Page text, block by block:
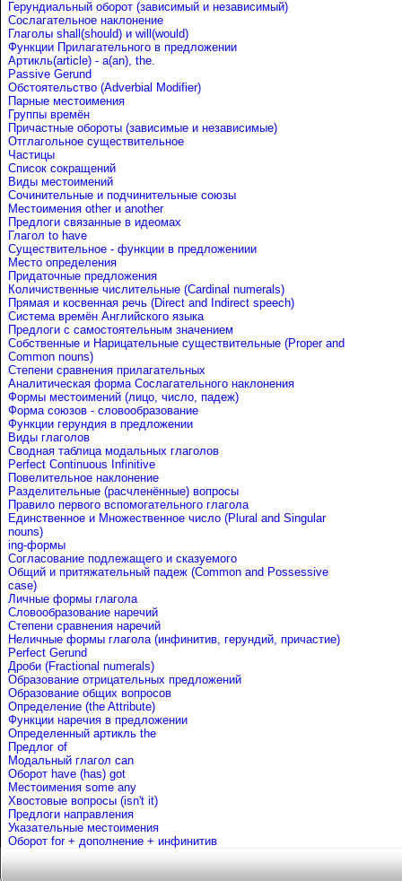
Герундиальный оборот (зависимый и независимый)
Сослагательное наклонение
Глаголы shall(should) и will(would)
Функции Прилагательного в предложении
Артикль(article) - a(an), the.
Passive Gerund
Обстоятельство (Adverbial Modifier)
Парные местоимения
Группы времён
Причастные обороты (зависимые и независимые)
Отглагольное существительное
Частицы
Список сокращений
Виды местоимений
Сочинительные и подчинительные союзы
Местоимения other и another
Предлоги связанные в идеомах
Глагол to have
Существительное - функции в предложениии
Место определения
Придаточные предложения
Количиственные числительные (Cardinal numerals)
Прямая и косвенная речь (Direct and Indirect speech)
Система времён Английского языка
Предлоги с самостоятельным значением
Собственные и Нарицательные cуществительные (Proper and
Common nouns)
Степени сравнения прилагательных
Аналитическая форма Сослагательного наклонения
Формы местоимений (лицо, число, падеж)
Форма союзов - словообразование
Функции герундия в предложении
Виды глаголов
Сводная таблица модальных глаголов
Perfect Continuous Infinitive
Повелительное наклонение
Разделительные (расчленённые) вопросы
Правило первого вспомогательного глагола
Единственное и Множественное число (Plural and Singular
nouns)
ing-формы
Согласование подлежащего и сказуемого
Общий и притяжательный падеж (Common and Possessive
case)
Личные формы глагола
Словообразование наречий
Степени сравнения наречий
Неличные формы глагола (инфинитив, герундий, причастие)
Perfect Gerund
Дроби (Fractional numerals)
Образование отрицательных предложений
Образование общих вопросов
Определение (the Attribute)
Функции наречия в предложении
Определенный артикль the
Предлог of
Mодальный глагол can
Оборот have (has) got
Местоимения some any
Хвостовые вопросы (isn't it)
Предлоги направления
Указательные местоимения
Оборот for + дополнение + инфинитив